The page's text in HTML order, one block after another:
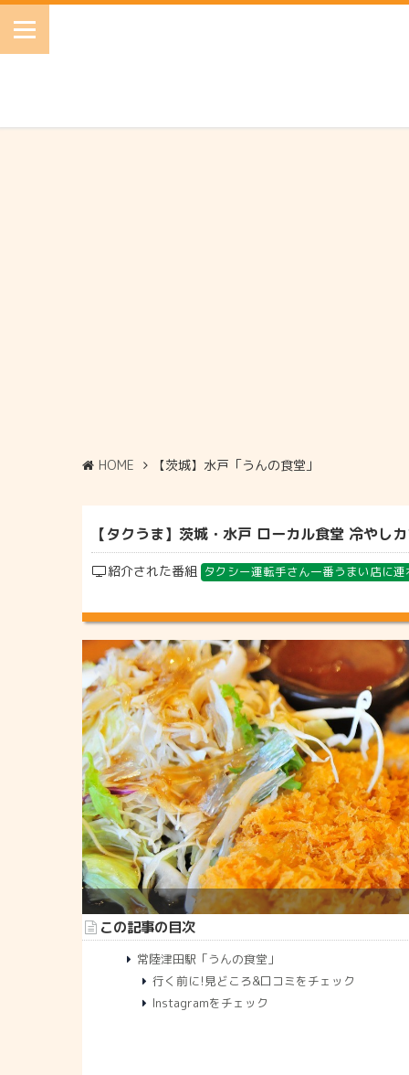
HOME 【茨城】水戸「うんの食堂」
【タクうま】茨城・水戸 ローカル食堂 冷や
紹介された番組 タクシー運転手さん一番うまい店に連
この記事の目次
常陸津田駅「うんの食堂」
行く前に!見どころ&口コミをチェック
Instagramをチェック